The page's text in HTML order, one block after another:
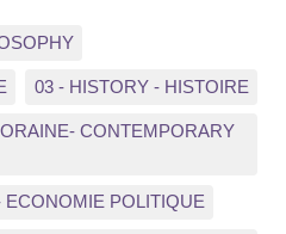
03 - HISTORY - HISTOIRE
CONTEMPORARY
POLITIQUE